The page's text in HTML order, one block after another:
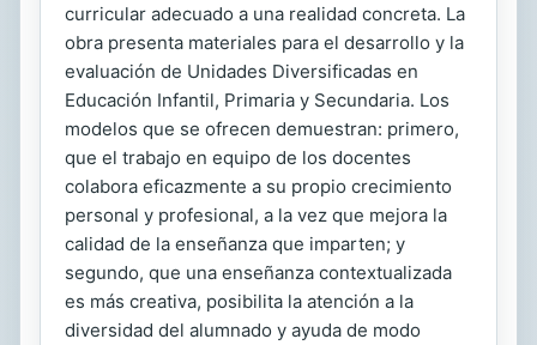
curricular adecuado a una realidad concreta. La
obra presenta materiales para el desarrollo y la
evaluación de Unidades Diversificadas en
Educación Infantil, Primaria y Secundaria. Los
modelos que se ofrecen demuestran: primero,
que el trabajo en equipo de los docentes
colabora eficazmente a su propio crecimiento
personal y profesional, a la vez que mejora la
calidad de la enseñanza que imparten; y
segundo, que una enseñanza contextualizada
es más creativa, posibilita la atención a la
diversidad del alumnado y ayuda de modo